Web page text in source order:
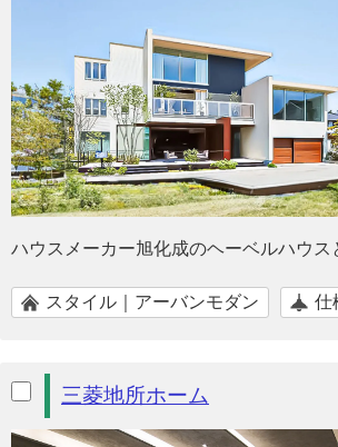
ハウスメーカー旭化成のヘーベルハウス
スタイル｜アーバンモダン 仕
三菱地所ホーム